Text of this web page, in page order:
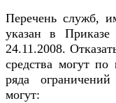
Перечень служб,
указан в
24.11.2008.
средства могут по
ряда
могут: